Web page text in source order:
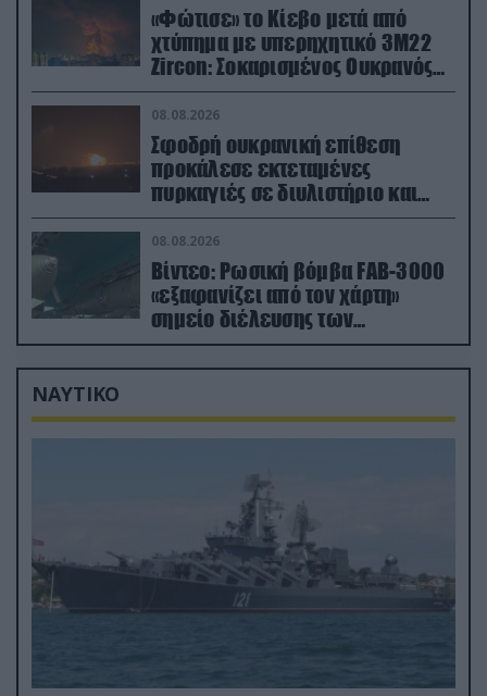
«Φώτισε» το Κίεβο μετά από
χτύπημα με υπερηχητικό 3M22
Zircon: Σοκαρισμένος Ουκρανός
κατέγραψε τη στιγμή (βίντεο)
08.08.2026
Σφοδρή ουκρανική επίθεση
προκάλεσε εκτεταμένες
πυρκαγιές σε διυλιστήριο και
υποδομές της ρωσικής Rosneft
(βίντεο)
08.08.2026
Βίντεο: Ρωσική βόμβα FAB-3000
«εξαφανίζει από τον χάρτη»
σημείο διέλευσης των
ουκρανικών δυνάμεων στην
Ζαπορίζια
ΝΑΥΤΙΚΟ